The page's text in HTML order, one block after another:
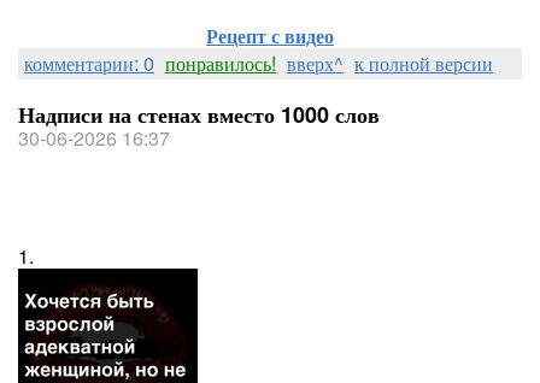
Рецепт с видео
комментарии: 0 понравилось! вверх^ к полной версии
Надписи на стенах вместо 1000 слов
30-06-2026 16:37
1.